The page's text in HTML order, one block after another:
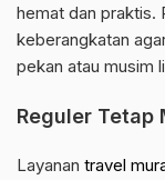
hemat dan praktis.
keberangkatan
pekan atau musim
Reguler Tetap
Layanan travel